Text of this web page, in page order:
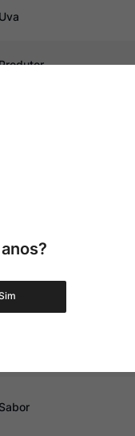
Uva
Graduação Alcóolica
Sabor